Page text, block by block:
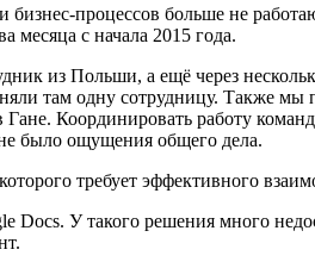
процессов больше не
с начала 2015 года.
из Польши, а ещё через
там одну сотрудницу. Также
Координировать работу
было ощущения общего дела.
требует эффективного
Docs. У такого решения много